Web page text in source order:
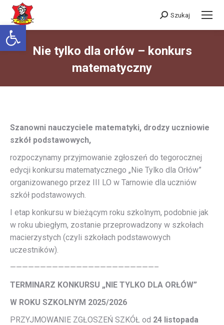
Otwórz pasek narzędzi
Szukaj:
Szukaj
Nie tylko dla orłów – konkurs
matematyczny
Szanowni nauczyciele matematyki, drodzy uczniowie
szkół podstawowych,
rozpoczynamy przyjmowanie zgłoszeń do tegorocznej
edycji konkursu matematycznego „Nie Tylko dla Orłów”
organizowanego przez III LO w Tarnowie dla uczniów
szkół podstawowych.
I etap konkursu w bieżącym roku szkolnym, podobnie jak
w roku ubiegłym, zostanie przeprowadzony w szkołach
macierzystych (czyli szkołach podstawowych
uczestników).
————————————————————————–
TERMINARZ KONKURSU „NIE TYLKO DLA ORŁÓW”
W ROKU SZKOLNYM 2025/2026
PRZYJMOWANIE ZGŁOSZEŃ SZKÓŁ od 24 listopada